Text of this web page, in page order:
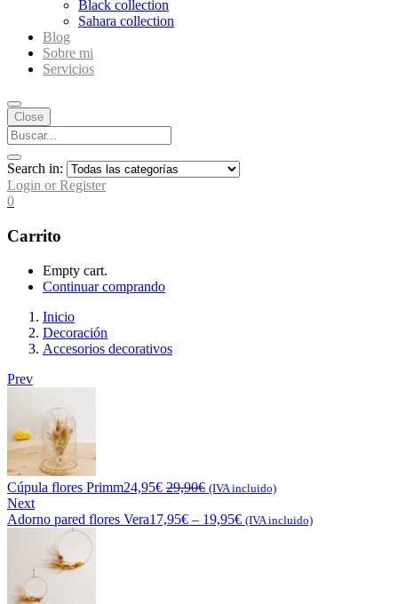
Black collection
Sahara collection
Blog
Sobre mi
Servicios
Close
Search in:
Login or Register
0
Carrito
Empty cart.
Continuar comprando
Inicio
Decoración
Accesorios decorativos
Prev
Cúpula flores Primm24,95€ 29,90€ (IVA incluido)
Next
Adorno pared flores Vera17,95€ – 19,95€ (IVA incluido)